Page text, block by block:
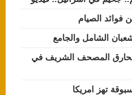
فوائد الصيام
الشامل والجامع
لحارق المصحف الشريف في
تهز امريكا